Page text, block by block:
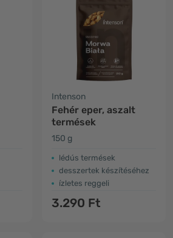
Intenson
Fehér eper, aszalt
termések
150 g
lédús termések
desszertek készítéséhez
ízletes reggeli
3.290 Ft